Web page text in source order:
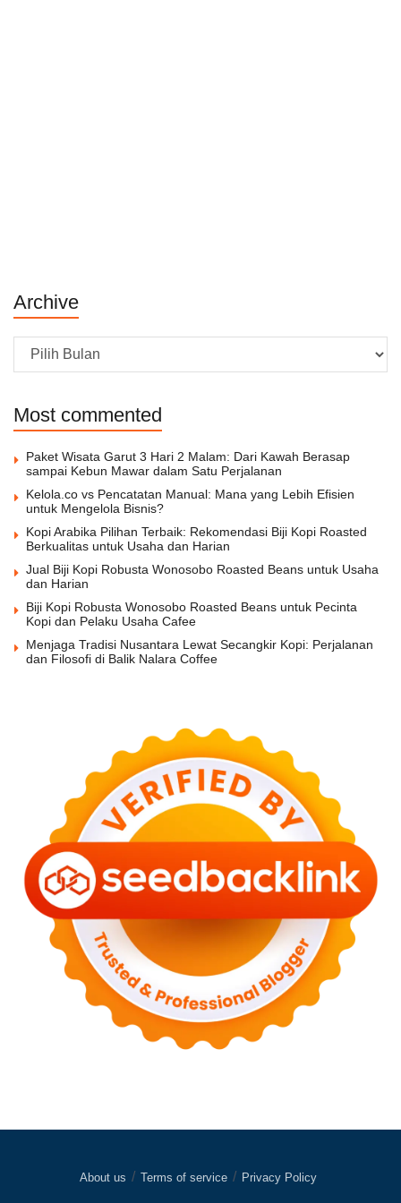
Archive
Archive
Most commented
Paket Wisata Garut 3 Hari 2 Malam: Dari Kawah Berasap
sampai Kebun Mawar dalam Satu Perjalanan
Kelola.co vs Pencatatan Manual: Mana yang Lebih Efisien
untuk Mengelola Bisnis?
Kopi Arabika Pilihan Terbaik: Rekomendasi Biji Kopi Roasted
Berkualitas untuk Usaha dan Harian
Jual Biji Kopi Robusta Wonosobo Roasted Beans untuk Usaha
dan Harian
Biji Kopi Robusta Wonosobo Roasted Beans untuk Pecinta
Kopi dan Pelaku Usaha Cafee
Menjaga Tradisi Nusantara Lewat Secangkir Kopi: Perjalanan
dan Filosofi di Balik Nalara Coffee
About us Terms of service Privacy Policy